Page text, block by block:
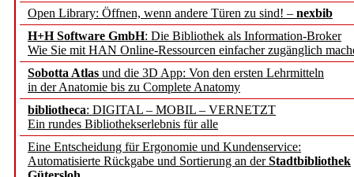
Open Library: Öffnen, wenn andere Türen zu sind! – nexbib
H+H Software GmbH: Die Bibliothek als Information-Broker
Wie Sie mit HAN Online-Ressourcen einfacher zugänglich
Sobotta Atlas und die 3D App: Von den ersten Lehrmitteln
in der Anatomie bis zu Complete Anatomy
bibliotheca: DIGITAL – MOBIL – VERNETZT
Ein rundes Bibliothekserlebnis für alle
Eine Entscheidung für Ergonomie und Kundenservice:
Automatisierte Rückgabe und Sortierung an derStadtbibliothek
jedem Experiment
DFG setzt Förderung
FAIRmat fort